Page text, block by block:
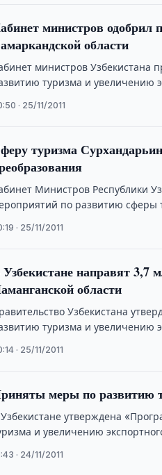
министров одобрил
области
министров Узбекистана
туризма и увеличению
· 25/11/2011
туризма
Министров Республики
по развитию сферы
· 25/11/2011
направят 3,7
области
Узбекистана
туризма и увеличению
· 25/11/2011
меры по развитию
утверждена
и увеличению
· 24/11/2011